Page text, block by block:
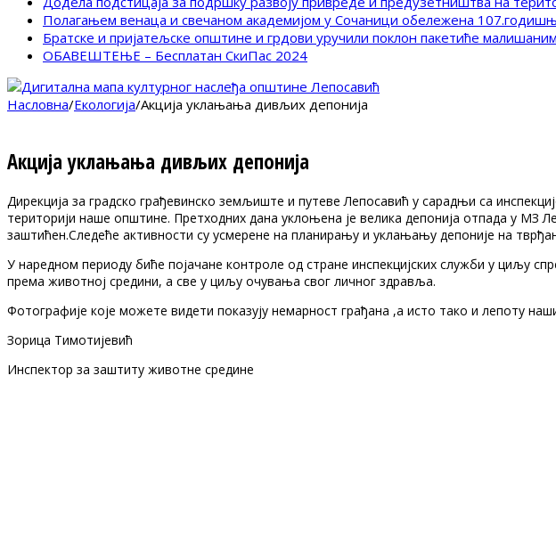
Полагањем венаца и свечаном академијом у Сочаници обележена
Братске и пријатељске општине и грдови уручили поклон пакетиће
ОБАВЕШТЕЊЕ – Бесплатан СкиПас 2024
Насловна/Екологија/Акција уклањања дивљих депонија
Акција уклањања дивљих депонија
Дирекција за градско грађевинско земљиште и путеве Лепосавић у сарадњи са
територији наше општине. Претходних дана уклоњена је велика депонија отпада у МЗ
заштићен.Следеће активности су усмерене на планирању и уклањању депоније на
У наредном периоду биће појачане контроле од стране инспекцијских служби у циљу
према животној средини, а све у циљу очувања свог личног здравља.
Фотографије које можете видети показују немарност грађана ,а исто тако и лепоту
Зорица Тимотијевић
Инспектор за заштиту животне средине